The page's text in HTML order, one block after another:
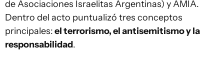
de Asociaciones Israelitas Argentinas) y AMIA.
Dentro del acto puntualizó tres conceptos
principales:el terrorismo, el antisemitismo y la
responsabilidad.